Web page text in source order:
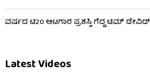
ವರ್ಷದ ಟಿ20 ಆಟಗಾರ ಪ್ರಶಸ್ತಿ ಗೆದ್ದ ಟಿಮ್ ಡೇವಿಡ್
Latest Videos